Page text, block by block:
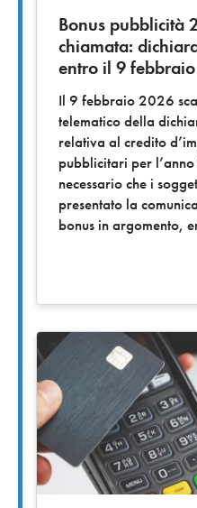
Bonus pubblicità
chiamata:
entro il 9 febbraio
Il 9 febbraio 2026
telematico della
relativa al credito
pubblicitari per
necessario che i
presentato la
bonus in argomento,